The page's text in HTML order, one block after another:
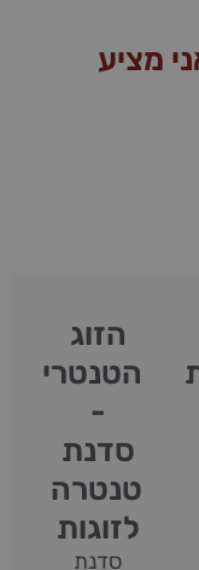
מציע
הזוג
הטנטרי
-
סדנת
טנטרה
לזוגות
סדנת